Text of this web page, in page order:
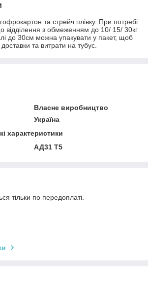
та стрейч плівку. При потребі
відділення з обмеженням до 10/ 15/ 30кг
до 30см можна упакувати у пакет, щоб
та витрати на тубус.
Власне виробництво
Україна
характеристики
АД31 Т5
тільки по передоплаті.